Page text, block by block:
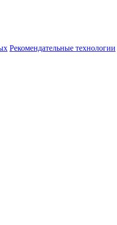
Рекомендательные технологии